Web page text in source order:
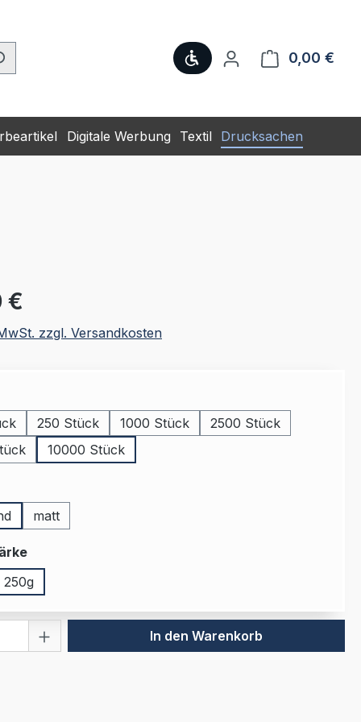
Werkzeugleiste anzeigen
0,00 €
Digitale Werbung Textil Drucksachen
€
zzgl. Versandkosten
250 Stück 1000 Stück
2500 Stück
10000 Stück
matt
auswählen
250g
Gib den gewünschten Wert
In den Warenkorb